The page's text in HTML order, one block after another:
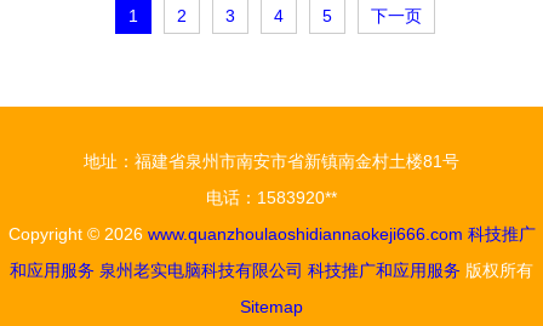
车产业智能
务的深刻变
1 2 3 4 5 下一页
地址：福建省泉州市南安市省新镇南金村土楼81号
电话：1583920**
Copyright © 2026 www.quanzhoulaoshidiannaokeji666.com 科技推广
和应用服务 泉州老实电脑科技有限公司 科技推广和应用服务 版权所有
Sitemap